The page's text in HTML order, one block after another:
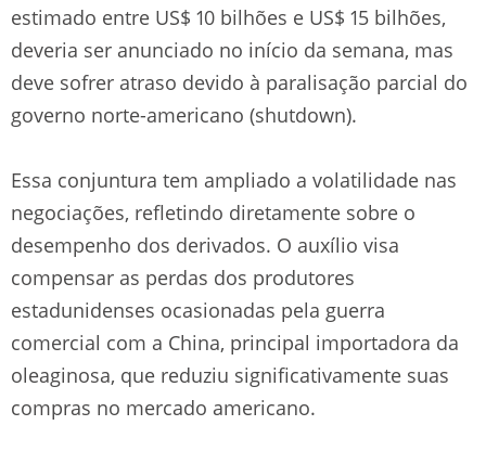
estimado entre US$ 10 bilhões e US$ 15 bilhões,
deveria ser anunciado no início da semana, mas
deve sofrer atraso devido à paralisação parcial do
governo norte-americano (shutdown).
Essa conjuntura tem ampliado a volatilidade nas
negociações, refletindo diretamente sobre o
desempenho dos derivados. O auxílio visa
compensar as perdas dos produtores
estadunidenses ocasionadas pela guerra
comercial com a China, principal importadora da
oleaginosa, que reduziu significativamente suas
compras no mercado americano.